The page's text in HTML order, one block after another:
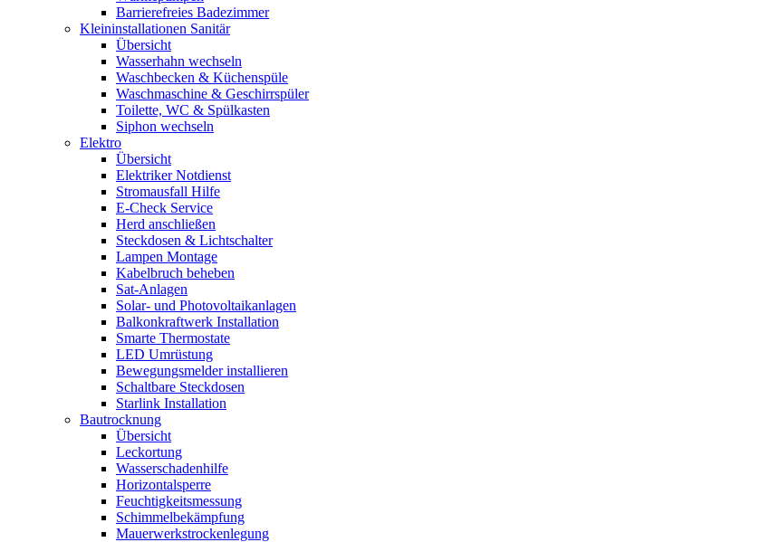
Barrierefreies Badezimmer
Kleininstallationen Sanitär
Übersicht
Wasserhahn wechseln
Waschbecken & Küchenspüle
Waschmaschine & Geschirrspüler
Toilette, WC & Spülkasten
Siphon wechseln
Elektro
Übersicht
Elektriker Notdienst
Stromausfall Hilfe
E-Check Service
Herd anschließen
Steckdosen & Lichtschalter
Lampen Montage
Kabelbruch beheben
Sat-Anlagen
Solar- und Photovoltaikanlagen
Balkonkraftwerk Installation
Smarte Thermostate
LED Umrüstung
Bewegungsmelder installieren
Schaltbare Steckdosen
Starlink Installation
Bautrocknung
Übersicht
Leckortung
Wasserschadenhilfe
Horizontalsperre
Feuchtigkeitsmessung
Schimmelbekämpfung
Mauerwerkstrockenlegung